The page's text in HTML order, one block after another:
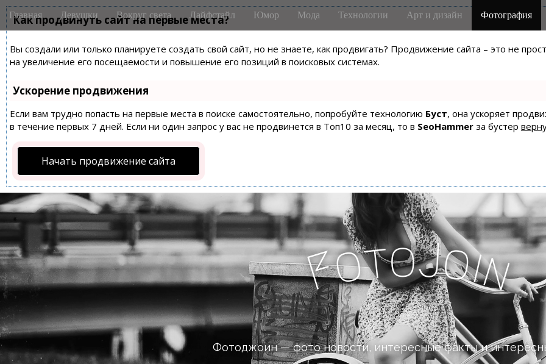
Как продвинуть сайт на первые места?
Вы создали или только планируете создать свой сайт, но не знаете, как продвигать? Продвижение сайта – это не
на увеличение его посещаемости и повышение его позиций в поисковых системах.
Ускорение продвижения
Если вам трудно попасть на первые места в поиске самостоятельно, попробуйте технологию Буст, она ускоряет
в течение первых 7 дней. Если ни один запрос у вас не продвинется в Топ10 за месяц, то в SeoHammer за бустер
Начать продвижение сайта
M
a
n
m
e
n
u
i
Главная Девушки Вокруг света Лайфстайл Юмор Мода Технологии Арт и дизайн Фотография
FotoJoi
n
Фотоджоин — фото новости, интересные факты и